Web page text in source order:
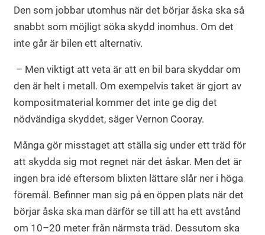
Den som jobbar utomhus när det börjar åska ska så
snabbt som möjligt söka skydd inomhus. Om det
inte går är bilen ett alternativ.
– Men viktigt att veta är att en bil bara skyddar om
den är helt i metall. Om exempelvis taket är gjort av
kompositmaterial kommer det inte ge dig det
nödvändiga skyddet, säger Vernon Cooray.
Många gör misstaget att ställa sig under ett träd för
att skydda sig mot regnet när det åskar. Men det är
ingen bra idé eftersom blixten lättare slår ner i höga
föremål. Befinner man sig på en öppen plats när det
börjar åska ska man därför se till att ha ett avstånd
om 10–20 meter från närmsta träd. Dessutom ska